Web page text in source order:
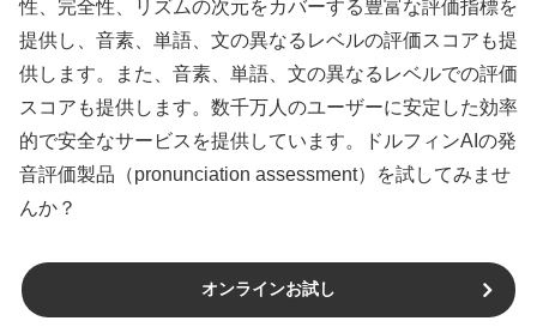
性、完全性、リズムの次元をカバーする豊富な評価指標を
提供し、音素、単語、文の異なるレベルの評価スコアも提
供します。また、音素、単語、文の異なるレベルでの評価
スコアも提供します。数千万人のユーザーに安定した効率
的で安全なサービスを提供しています。ドルフィンAIの発
音評価製品（pronunciation assessment）を試してみませ
んか？
オンラインお試し